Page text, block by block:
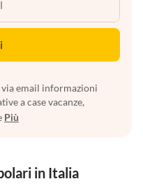
email informazioni
a case vacanze,
Più
in Italia